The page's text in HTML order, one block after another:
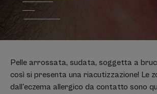
Pelle arrossata, sudata, soggetta a
così si presenta una riacutizzazione! Le
dall'eczema allergico da contatto sono